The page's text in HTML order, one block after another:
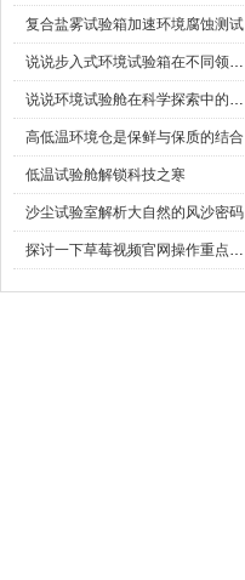
复合盐雾试验箱加速环境腐蚀测试
说说步入式环境试验箱在不同领域的应用
说说环境试验舱在科学探索中的作用
高低温环境仓是保鲜与保质的结合
低温试验舱解锁科技之寒
沙尘试验室解析大自然的风沙密码
探讨一下草莓视频官网操作重点是什么